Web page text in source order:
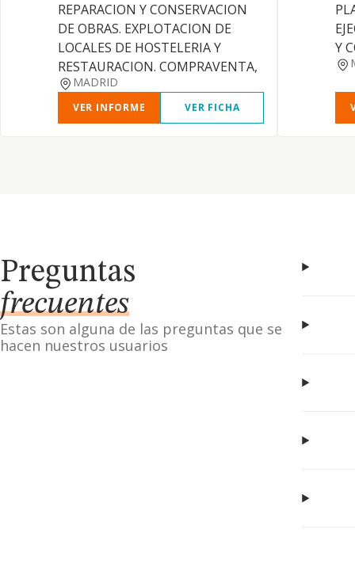
REPARACION Y CONSERVACION
DE OBRAS. EXPLOTACION DE
LOCALES DE HOSTELERIA Y
RESTAURACION. COMPRAVENTA,
MADRID
VER INFORME VER FICHA
Y
Preguntas
frecuentes
Estas son alguna de las preguntas que se
hacen nuestros usuarios